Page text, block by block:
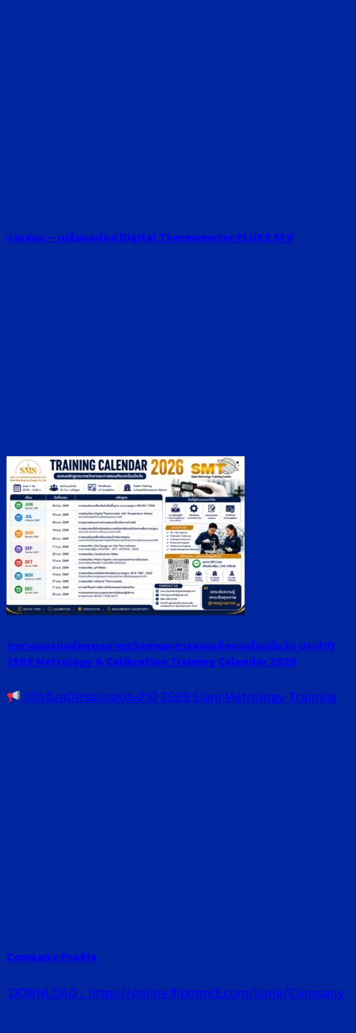
งานซ่อม – เปลี่ยนอะไหล่ Digital Thermometer FLUKE 51 II
ตารางอบรมหลักสูตรมาตรวิทยาและการสอบเทียบเครื่องมือวัด ประจำปี
2569 Metrology & Calibration Training Calendar 2026
เปิดรับสมัครอบรมประจำปี 2569 Siam Metrology Training
Company Profile
DOWNLOAD : https://online.fliphtml5.com/lcnje/Company